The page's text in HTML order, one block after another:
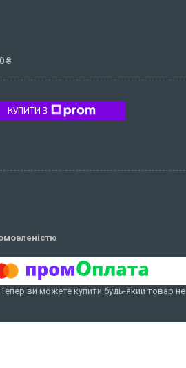
₴
КУПИТИ З
Тепер ви можете купити будь-який товар не